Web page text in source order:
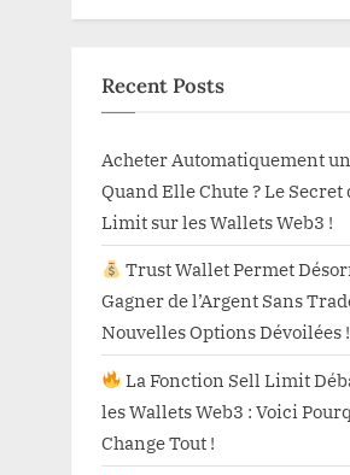
Recent Posts
Acheter Automatiquement
Quand Elle Chute ? Le Secret
Limit sur les Wallets Web3 !
Trust Wallet Permet
Gagner de l’Argent Sans
Nouvelles Options Dévoilées !
La Fonction Sell Limit
les Wallets Web3 : Voici
Change Tout !